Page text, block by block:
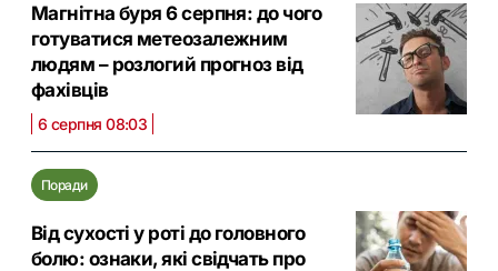
Магнітна буря 6 серпня: до чого
готуватися метеозалежним
людям – розлогий прогноз від
фахівців
6 серпня 08:03
Поради
Від сухості у роті до головного
болю: ознаки, які свідчать про